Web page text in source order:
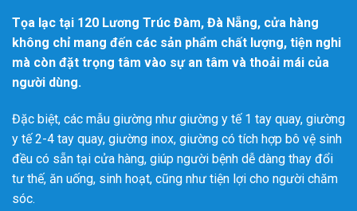
Tọa lạc tại 120 Lương Trúc Đàm, Đà Nẵng, cửa hàng
không chỉ mang đến các sản phẩm chất lượng, tiện nghi
mà còn đặt trọng tâm vào sự an tâm và thoải mái của
người dùng.
Đặc biệt, các mẫu giường như giường y tế 1 tay quay, giường
y tế 2-4 tay quay, giường inox, giường có tích hợp bô vệ sinh
đều có sẵn tại cửa hàng, giúp người bệnh dễ dàng thay đổi
tư thế, ăn uống, sinh hoạt, cũng như tiện lợi cho người chăm
sóc.